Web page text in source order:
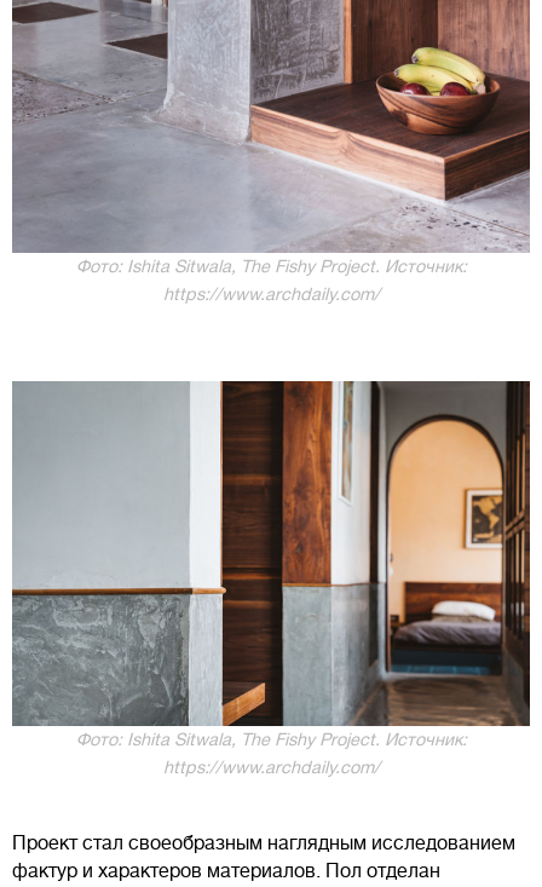
Фото: Ishita Sitwala, The Fishy Project. Источник:
https://www.archdaily.com/
Фото: Ishita Sitwala, The Fishy Project. Источник:
https://www.archdaily.com/
Проект стал своеобразным наглядным исследованием
фактур и характеров материалов. Пол отделан